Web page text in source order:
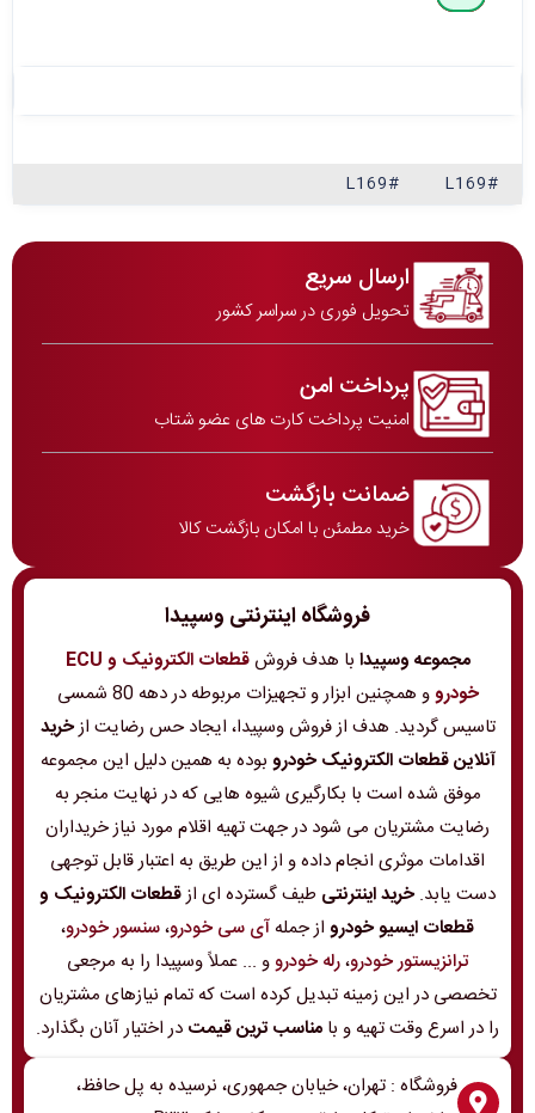
#L169
#L169
ارسال سریع
تحویل فوری در سراسر کشور
پرداخت امن
امنیت پرداخت کارت های عضو شتاب
ضمانت بازگشت
خرید مطمئن با امکان بازگشت کالا
فروشگاه اینترنتی وسپیدا
مجموعه وسپیدا با هدف فروش
قطعات الکترونیک و ECU
خودرو
و همچنین ابزار و تجهیزات مربوطه در دهه 80 شمسی
تاسیس گردید. هدف از فروش وسپیدا، ایجاد حس رضایت ازخرید
آنلاین قطعات الکترونیک خودرو بوده به همین دلیل این مجموعه
موفق شده است با بکارگیری شیوه هایی که در نهایت منجر به
رضایت مشتریان می شود در جهت تهیه اقلام مورد نیاز خریداران
اقدامات موثری انجام داده و از این طریق به اعتبار قابل توجهی
دست یابد.خرید اینترنتی طیف گسترده ای ازقطعات الکترونیک و
قطعات ایسیو خودرو از جملهآی سی خودرو،سنسور خودرو،
ترانزیستور خودرو،رله خودرو و ... عملاً وسپیدا را به مرجعی
تخصصی در این زمینه تبدیل کرده است که تمام نیازهای مشتریان
را در اسرع وقت تهیه و با مناسب ترین قیمت در اختیار آنان بگذارد.
فروشگاه : تهران، خیابان جمهوری، نرسیده به پل حافظ،